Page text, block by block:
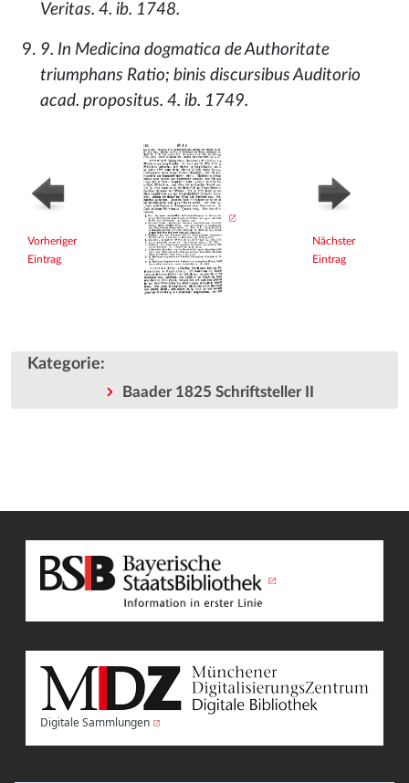
Veritas. 4. ib. 1748.
9. In Medicina dogmatica de Authoritate
triumphans Ratio; binis discursibus Auditorio
acad. propositus. 4. ib. 1749.
Vorheriger
Eintrag
Nächster
Eintrag
Kategorie:
Baader 1825 Schriftsteller II
Digitale Sammlungen